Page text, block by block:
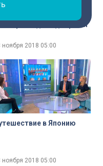
день доброты
ноября 2018 05:00
в Японию
ноября 2018 05:00